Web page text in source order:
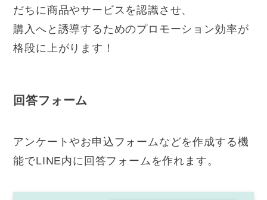
だちに商品やサービスを認識させ、
購入へと誘導するためのプロモーション効率が
格段に上がります！
回答フォーム
アンケートやお申込フォームなどを作成する機
能でLINE内に回答フォームを作れます。